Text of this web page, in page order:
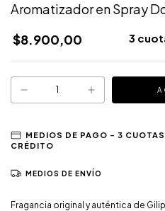
Aromatizador en Spray
$8.900,00
3
MEDIOS DE ENVÍO
Fragancia original y auténtica de